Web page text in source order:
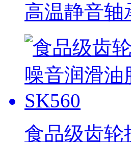
高温静音轴
食品级齿轮